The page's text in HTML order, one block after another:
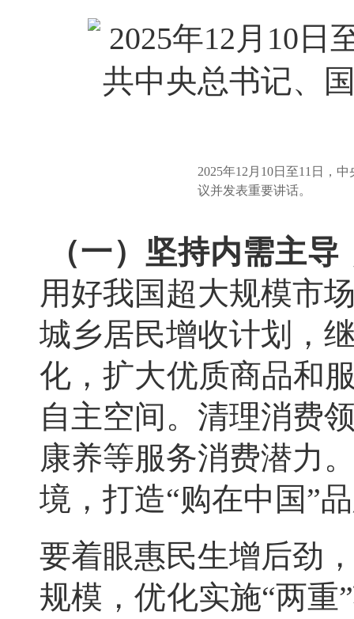
2025年12月10日至11日，
议并发表重要讲话。
（一）坚持内需主
用好我国超大规模市
城乡居民增收计划，
化，扩大优质商品和
自主空间。清理消费
康养等服务消费潜力
境，打造“购在中国”
要着眼惠民生增后劲
规模，优化实施“两